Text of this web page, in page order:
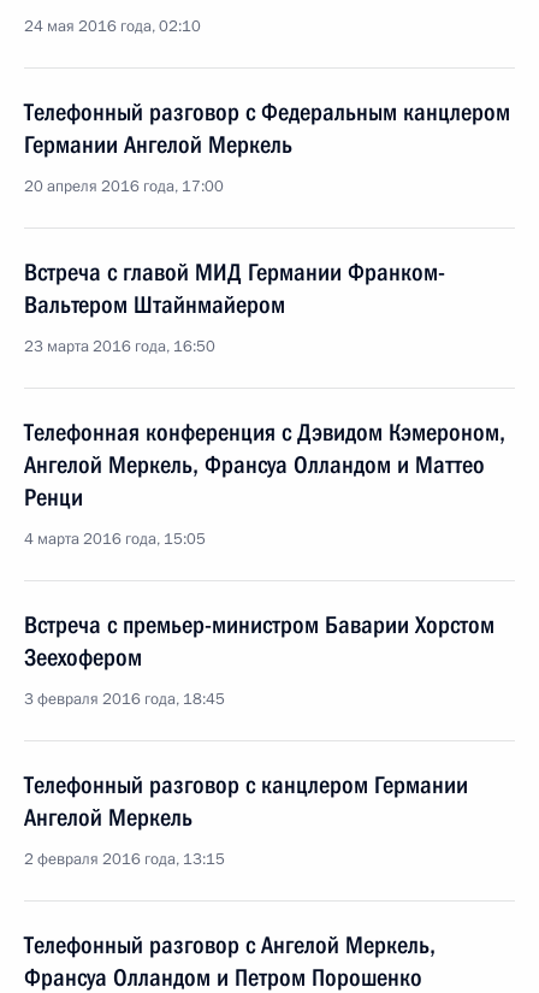
24 мая 2016 года, 02:10
Телефонный разговор с Федеральным канцлером
Германии Ангелой Меркель
20 апреля 2016 года, 17:00
Встреча с главой МИД Германии Франком-
Вальтером Штайнмайером
23 марта 2016 года, 16:50
Телефонная конференция с Дэвидом Кэмероном,
Ангелой Меркель, Франсуа Олландом и Маттео
Ренци
4 марта 2016 года, 15:05
Встреча с премьер-министром Баварии Хорстом
Зеехофером
3 февраля 2016 года, 18:45
Телефонный разговор с канцлером Германии
Ангелой Меркель
2 февраля 2016 года, 13:15
Телефонный разговор с Ангелой Меркель,
Франсуа Олландом и Петром Порошенко